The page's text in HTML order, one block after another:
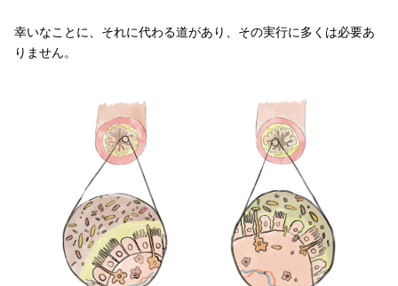
幸いなことに、それに代わる道があり、その実行に多くは必要あ
りません。